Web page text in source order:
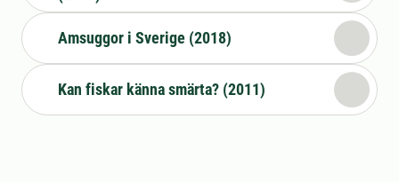
Amsuggor i Sverige (2018)
Kan fiskar känna smärta? (2011)